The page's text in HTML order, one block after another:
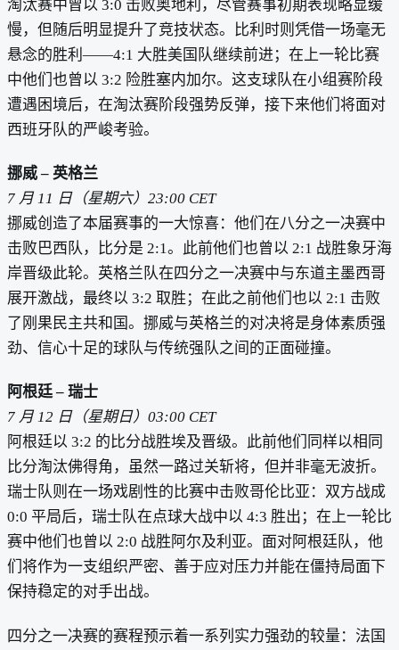
淘汰赛中曾以 3:0 击败奥地利，尽管赛事初期表现略显缓
慢，但随后明显提升了竞技状态。比利时则凭借一场毫无
悬念的胜利——4:1 大胜美国队继续前进；在上一轮比赛
中他们也曾以 3:2 险胜塞内加尔。这支球队在小组赛阶段
遭遇困境后，在淘汰赛阶段强势反弹，接下来他们将面对
西班牙队的严峻考验。
挪威 – 英格兰
7 月 11 日（星期六）23:00 CET
挪威创造了本届赛事的一大惊喜：他们在八分之一决赛中
击败巴西队，比分是 2:1。此前他们也曾以 2:1 战胜象牙海
岸晋级此轮。英格兰队在四分之一决赛中与东道主墨西哥
展开激战，最终以 3:2 取胜；在此之前他们也以 2:1 击败
了刚果民主共和国。挪威与英格兰的对决将是身体素质强
劲、信心十足的球队与传统强队之间的正面碰撞。
阿根廷 – 瑞士
7 月 12 日（星期日）03:00 CET
阿根廷以 3:2 的比分战胜埃及晋级。此前他们同样以相同
比分淘汰佛得角，虽然一路过关斩将，但并非毫无波折。
瑞士队则在一场戏剧性的比赛中击败哥伦比亚：双方战成
0:0 平局后，瑞士队在点球大战中以 4:3 胜出；在上一轮比
赛中他们也曾以 2:0 战胜阿尔及利亚。面对阿根廷队，他
们将作为一支组织严密、善于应对压力并能在僵持局面下
保持稳定的对手出战。
四分之一决赛的赛程预示着一系列实力强劲的较量：法国